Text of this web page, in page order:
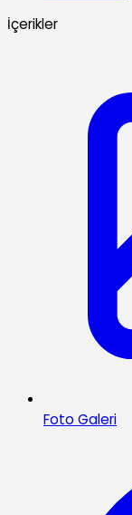
İçerikler
Foto Galeri